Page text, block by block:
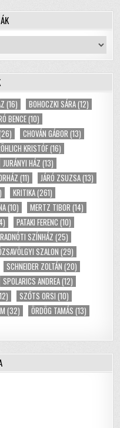
(16) BOHOCZKI SÁRA(12)
BENCE(10)
CHOVÁN GÁBOR (13)
KRISTÓF(16)
JURÁNYI HÁZ (13)
(11) JÁRÓ ZSUZSA(13)
KRITIKA(261)
(10) MERTZ TIBOR (14)
PATAKI FERENC (10)
RADNÓTI SZÍNHÁZ (25)
SZALON(29)
SCHNEIDER ZOLTÁN (20)
SPOLARICS ANDREA(12)
SZŐTS ORSI (10)
(32) ÖRDÖG TAMÁS (13)